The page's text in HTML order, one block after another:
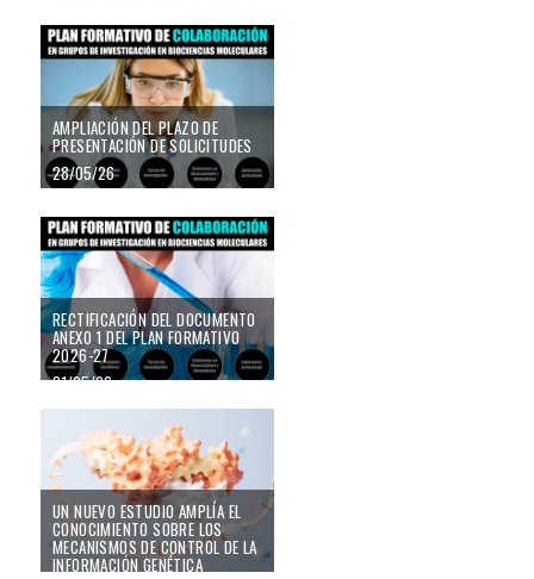
PROBLEMA DE LA “BACTERIA
COME-CARNE” EN EL
MEDITERRÁNEO
29/06/26
Ampliación del plazo de presentación de solicitudes
AMPLIACIÓN DEL PLAZO DE
PRESENTACIÓN DE SOLICITUDES
28/05/26
Rectificación del documento Anexo 1 del Plan Formativo 2026-27
RECTIFICACIÓN DEL DOCUMENTO
ANEXO 1 DEL PLAN FORMATIVO
2026-27
21/05/26
Un nuevo estudio amplía el conocimiento sobre los mecanismos de control
UN NUEVO ESTUDIO AMPLÍA EL
CONOCIMIENTO SOBRE LOS
MECANISMOS DE CONTROL DE LA
INFORMACIÓN GENÉTICA